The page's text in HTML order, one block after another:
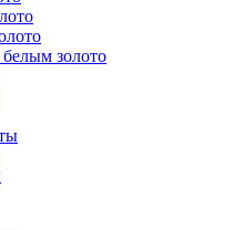
золото